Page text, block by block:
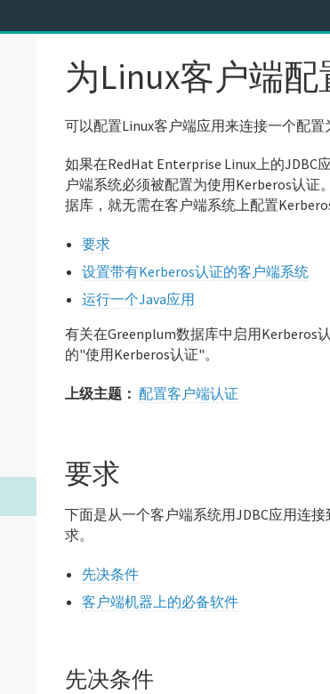
为Linux客户端配
可以配置Linux客户端应用来连接一个配置
如果在RedHat Enterprise Linux上的
户端系统必须被配置为使用Kerberos认证
据库，就无需在客户端系统上配置Kerberos
要求
设置带有Kerberos认证的客户端系统
运行一个Java应用
有关在Greenplum数据库中启用Kerberos
的"使用Kerberos认证"。
上级主题： 配置客户端认证
要求
下面是从一个客户端系统用JDBC应用连
求。
先决条件
客户端机器上的必备软件
先决条件